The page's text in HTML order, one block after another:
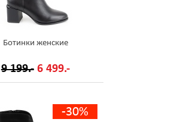
Ботинки женские
9 199.- 6 499.-
-30%